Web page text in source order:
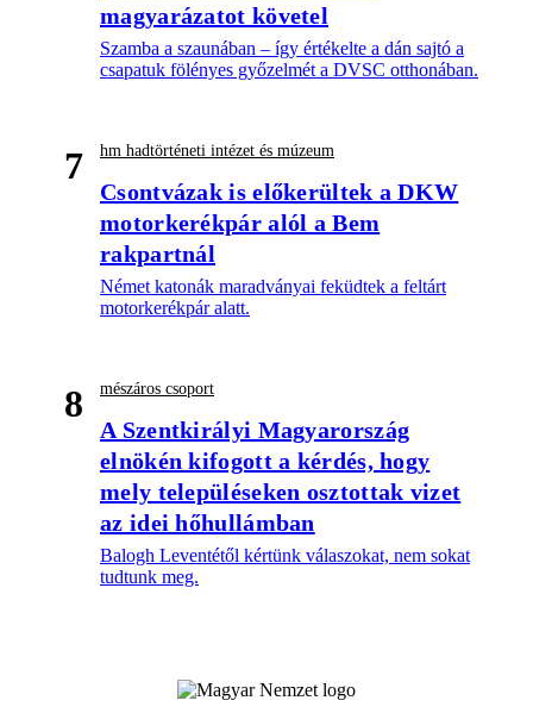
magyarázatot követel
Szamba a szaunában – így értékelte a dán sajtó a
csapatuk fölényes győzelmét a DVSC otthonában.
7 hm hadtörténeti intézet és múzeum
Csontvázak is előkerültek a DKW
motorkerékpár alól a Bem
rakpartnál
Német katonák maradványai feküdtek a feltárt
motorkerékpár alatt.
8 mészáros csoport
A Szentkirályi Magyarország
elnökén kifogott a kérdés, hogy
mely településeken osztottak vizet
az idei hőhullámban
Balogh Leventétől kértünk válaszokat, nem sokat
tudtunk meg.